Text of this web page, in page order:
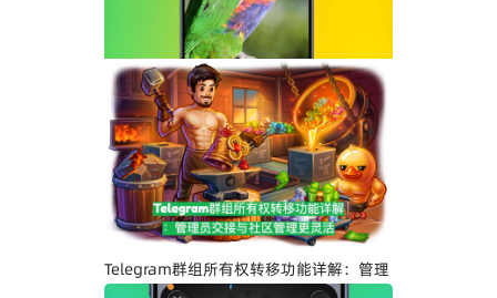
Telegram界面全面升级：安卓版全新设
计、iOS Liquid Glass优化与操作体验提
升
Telegram群组所有权转移功能详解：管理